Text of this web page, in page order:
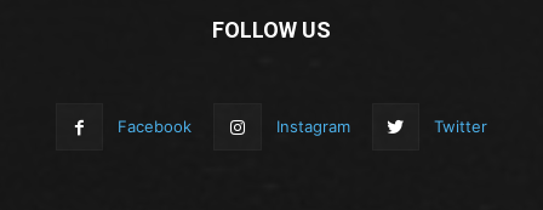
FOLLOW US
Facebook Instagram Twitter